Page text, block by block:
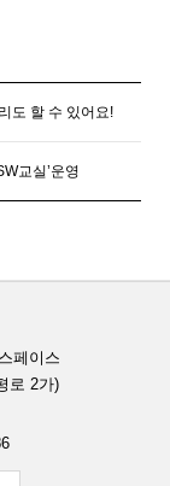
도 할 수 있어요!
교실’운영
페이스
로 2가)